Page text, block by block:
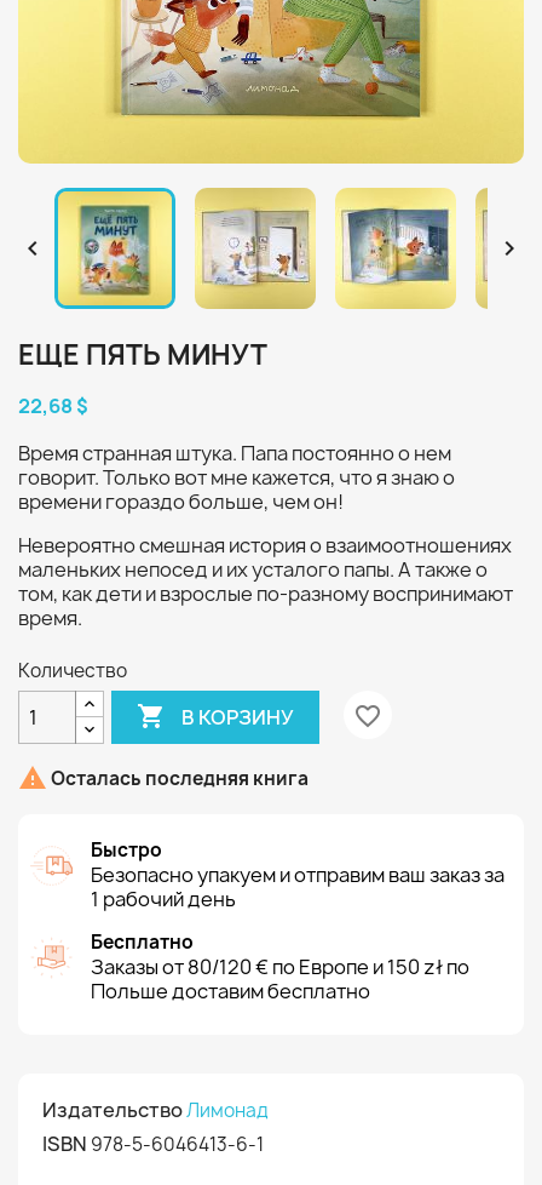
 
ЕЩЕ ПЯТЬ МИНУТ
22,68 $
Время странная штука. Папа постоянно о нем
говорит. Только вот мне кажется, что я знаю о
времени гораздо больше, чем он!
Невероятно смешная история о взаимоотношениях
маленьких непосед и их усталого папы. А также о
том, как дети и взрослые по-разному воспринимают
время.
Количество
 В КОРЗИНУ favorite_border
 Осталась последняя книга
Быстро
Безопасно упакуем и отправим ваш заказ за
1 рабочий день
Бесплатно
Заказы от 80/120 € по Европе и 150 zł по
Польше доставим бесплатно
ИздательствоЛимонад
ISBN 978-5-6046413-6-1